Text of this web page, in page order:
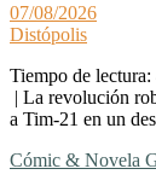
07/08/2026
Distópolis
Tiempo de lectura:
| La revolución
a Tim-21 en un
Cómic & Novela